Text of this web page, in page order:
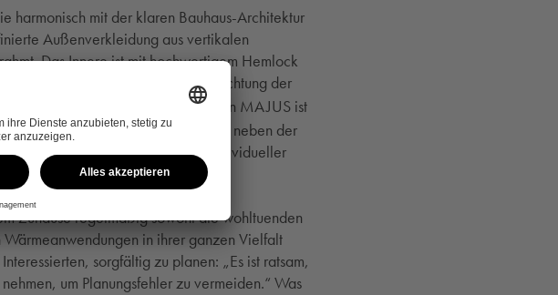
harmonisch mit der klaren Bauhaus-Architektur
Außenverkleidung aus vertikalen
Das Innere ist mit hochwertigem Hemlock
edlem Abachi-Holz. Die Hinterleuchtung der
Der Sauna- und SANARIUM®-Ofen MAJUS ist
®-Funktion kommt die Familie neben der
Badeformen mit individueller
Zuhause regelmäßig sowohl die wohltuenden
in ihrer ganzen Vielfalt
sorgfältig zu planen: „Es ist ratsam,
um Planungsfehler zu vermeiden.“ Was